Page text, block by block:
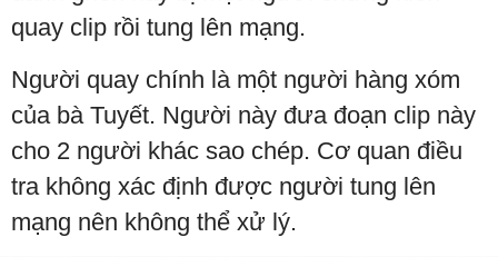
quay clip rồi tung lên mạng.
Người quay chính là một người hàng xóm
của bà Tuyết. Người này đưa đoạn clip này
cho 2 người khác sao chép. Cơ quan điều
tra không xác định được người tung lên
mạng nên không thể xử lý.